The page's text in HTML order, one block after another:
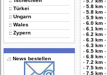
:: Türkei
:: Ungarn
:: Wales
:: Zypern
.:: News bestellen
- 5.8 km -
- 5.8 km -
- 5.9 km -
- 6.0 km -
- 6.1 km -
- 6.2 km -
- 6.3 km -
- 6.3 km -
- 6.5 km -
- 6.8 km -
- 7.2 km -
- 7.5 km -
- 7.5 km -